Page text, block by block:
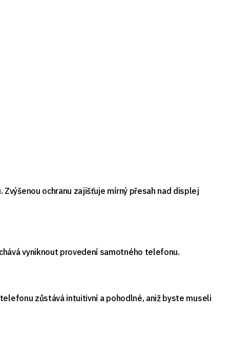
ochranu zajišťuje mírný přesah nad displej
vyniknout provedení samotného telefonu.
zůstává intuitivní a pohodlné, aniž byste museli